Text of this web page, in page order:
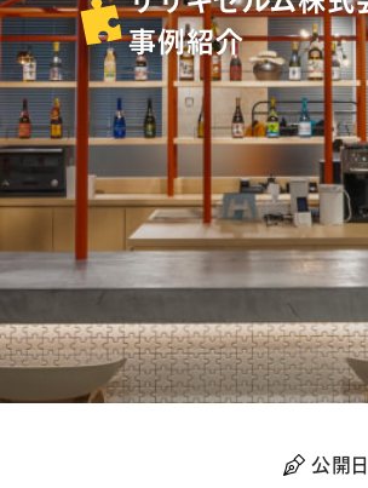
事例紹介
公開日